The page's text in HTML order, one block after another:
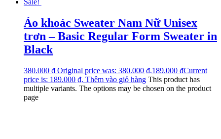
Áo khoác Sweater Nam Nữ Unisex
trơn – Basic Regular Form Sweater in
Black
380.000₫ Original price was: 380.000 ₫.189.000 ₫Current
price is: 189.000 ₫. Thêm vào giỏ hàng This product has
multiple variants. The options may be chosen on the product
page